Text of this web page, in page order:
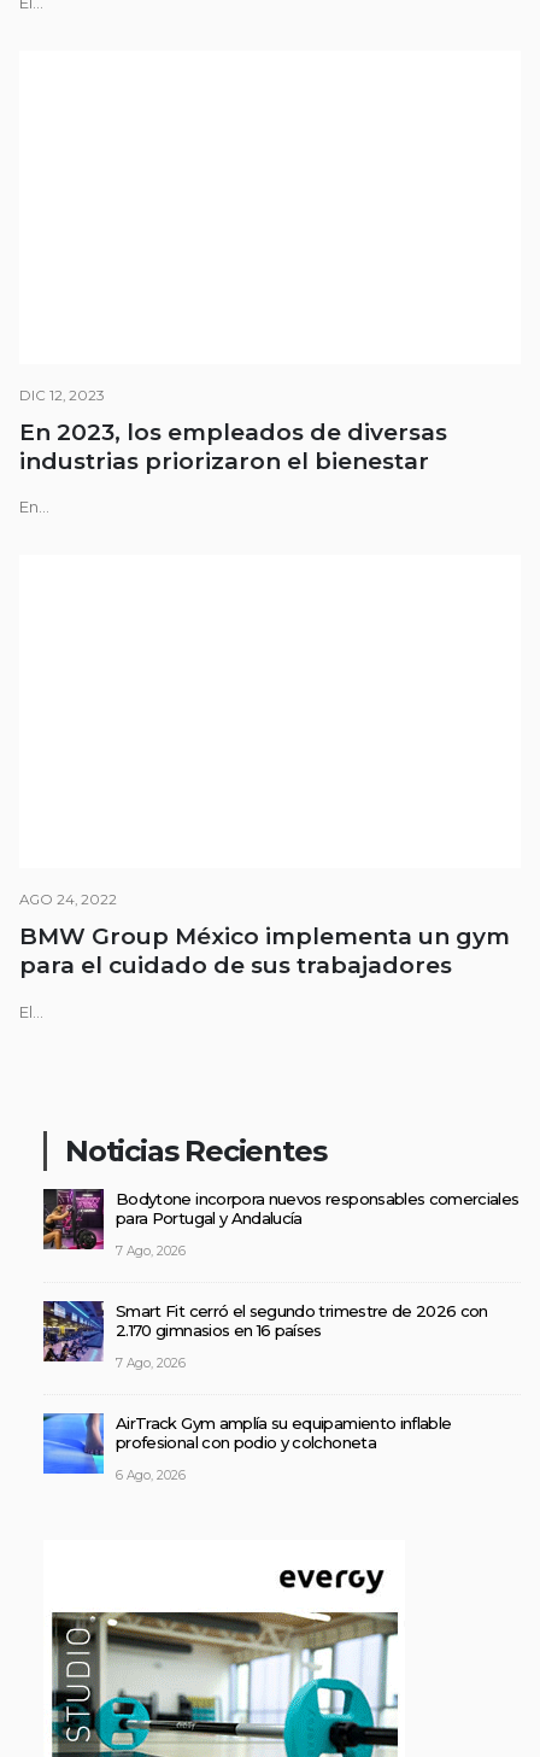
DIC 12, 2023
En 2023, los empleados de diversas
industrias priorizaron el bienestar
En...
AGO 24, 2022
BMW Group México implementa un gym
para el cuidado de sus trabajadores
El...
Noticias Recientes
Bodytone incorpora nuevos responsables comerciales
para Portugal y Andalucía
7 Ago, 2026
Smart Fit cerró el segundo trimestre de 2026 con
2.170 gimnasios en 16 países
7 Ago, 2026
AirTrack Gym amplía su equipamiento inflable
profesional con podio y colchoneta
6 Ago, 2026